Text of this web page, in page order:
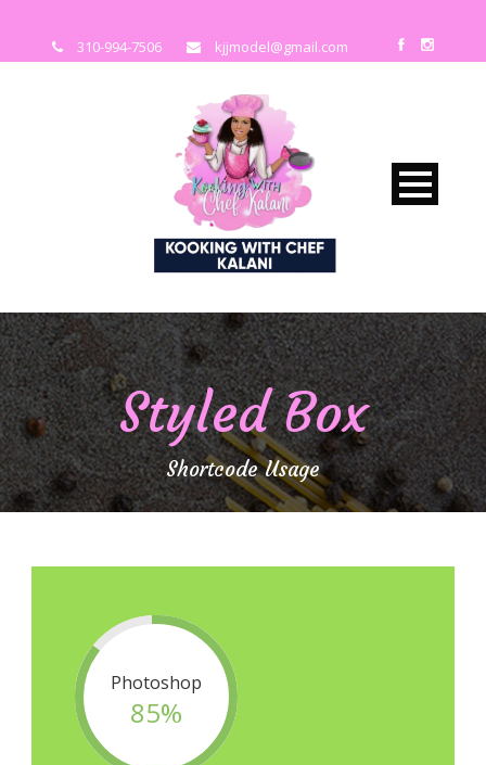
310-994-7506 kjjmodel@gmail.com
Styled Box
Shortcode Usage
Photoshop
85%